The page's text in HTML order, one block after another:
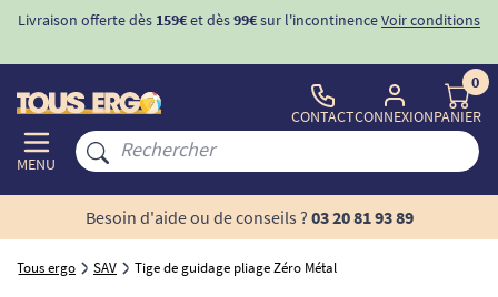
Livraison offerte dès 159€et dès99€sur l'incontinenceVoir conditions
MENU
CONTACTCONNEXION
0
PANIER
Besoin d'aide ou de conseils ? 03 20 81 93 89
Tous ergo SAV Tige de guidage pliage Zéro Métal